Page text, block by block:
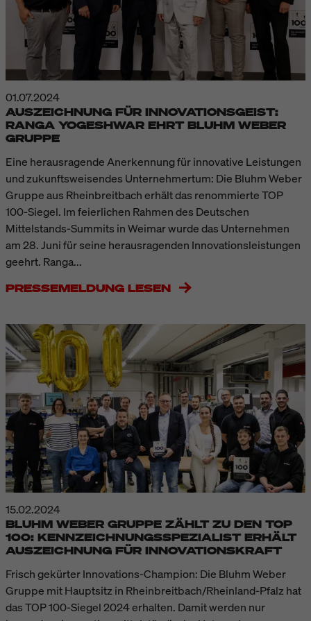
01.07.2024
AUSZEICHNUNG FÜR INNOVATIONSGEIST:
RANGA YOGESHWAR EHRT BLUHM WEBER
GRUPPE
Eine herausragende Anerkennung für innovative Leistungen
und zukunftsweisendes Unternehmertum: Die Bluhm Weber
Gruppe aus Rheinbreitbach erhält das renommierte TOP
100-Siegel. Im feierlichen Rahmen des Deutschen
Mittelstands-Summits in Weimar wurde das Unternehmen
am 28. Juni für seine herausragenden Innovationsleistungen
geehrt. Ranga...
PRESSEMELDUNG LESEN
15.02.2024
BLUHM WEBER GRUPPE ZÄHLT ZU DEN TOP
100: KENNZEICHNUNGSSPEZIALIST ERHÄLT
AUSZEICHNUNG FÜR INNOVATIONSKRAFT
Frisch gekürter Innovations-Champion: Die Bluhm Weber
Gruppe mit Hauptsitz in Rheinbreitbach/Rheinland-Pfalz hat
das TOP 100-Siegel 2024 erhalten. Damit werden nur